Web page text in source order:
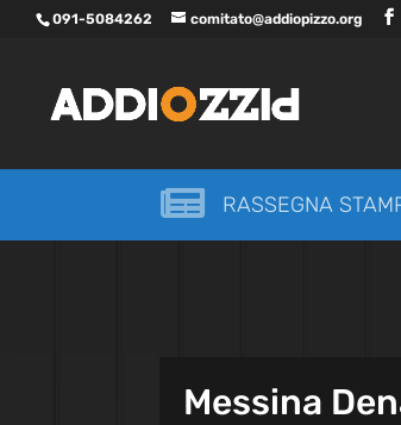
091-5084262 comitato@addiopizzo.org
 RASSEGNA
Messina